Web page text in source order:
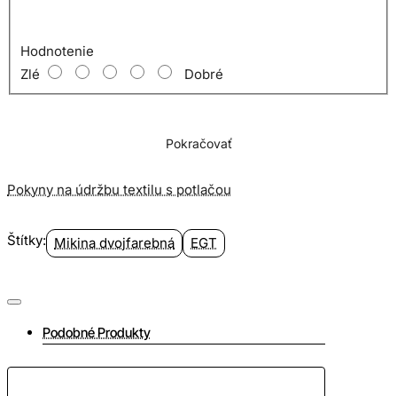
Hodnotenie
Zlé
Dobré
Pokračovať
Pokyny na údržbu textilu s potlačou
Štítky: Mikina dvojfarebná EGT
Podobné Produkty